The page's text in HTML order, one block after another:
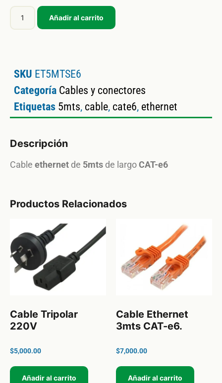
Añadir al carrito
SKU ET5MTSE6
Categoría Cables y conectores
Etiquetas 5mts, cable, cate6, ethernet
Descripción
Cable ethernet de 5mts de largoCAT-e6
Productos Relacionados
Cable Tripolar
220V
$5,000.00
Añadir al carrito
Cable Ethernet
3mts CAT-e6.
$7,000.00
Añadir al carrito